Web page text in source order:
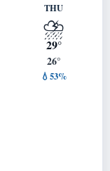
THU
⛈️
29°
26°
💧53%